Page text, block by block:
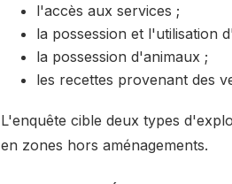
l'accès aux services ;
la possession et l'utilisation
la possession d'animaux ;
les recettes provenant des
L'enquête cible deux types
en zones hors aménagements.